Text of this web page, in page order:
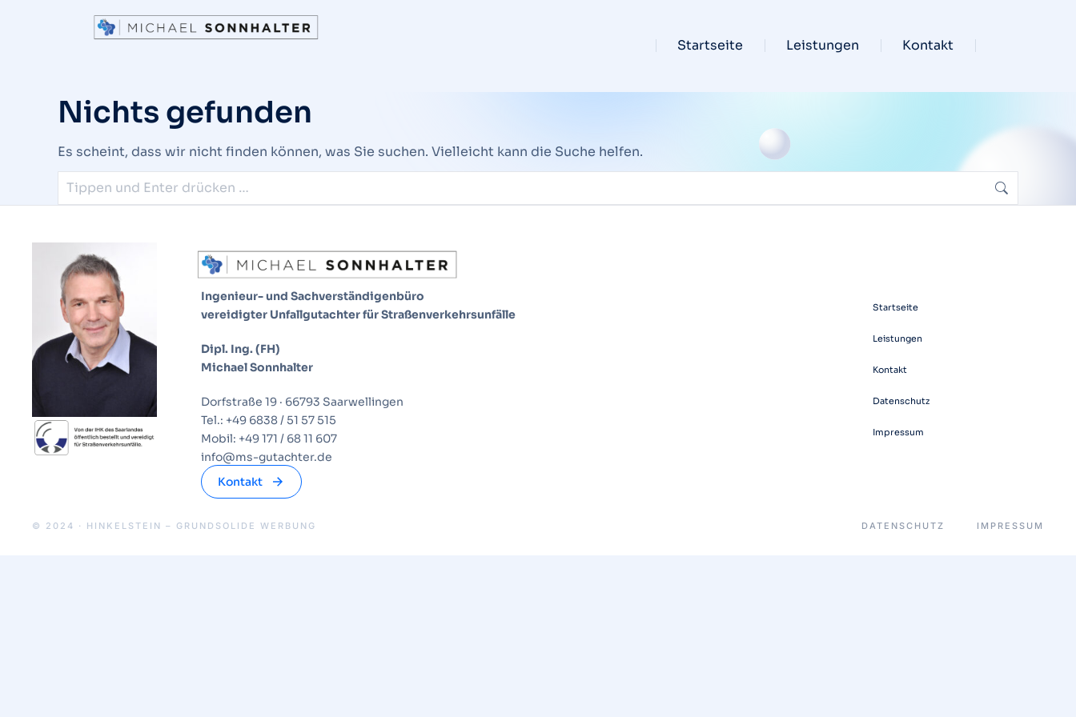
Startseite Leistungen Kontakt
Nichts gefunden
Es scheint, dass wir nicht finden können, was Sie suchen. Vielleicht kann die Suche helfen.
Ingenieur- und Sachverständigenbüro
vereidigter Unfallgutachter für Straßenverkehrsunfälle
Dipl. Ing. (FH)
Michael Sonnhalter
Dorfstraße 19 · 66793 Saarwellingen
Tel.: +49 6838 / 51 57 515
Mobil: +49 171 / 68 11 607
info@ms-gutachter.de
Kontakt
NAVIGATIONSHILFE
Startseite
Leistungen
Kontakt
Datenschutz
Impressum
© 2024 · HINKELSTEIN – GRUNDSOLIDE WERBUNG DATENSCHUTZ IMPRESSUM